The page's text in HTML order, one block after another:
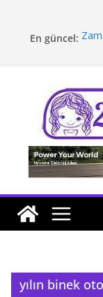
En güncel:
Tatil
yılın binek